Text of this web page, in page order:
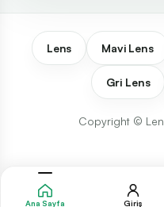
Lens Mavi Lens
Gri Lens
Copyright ©
Ana Sayfa Giriş